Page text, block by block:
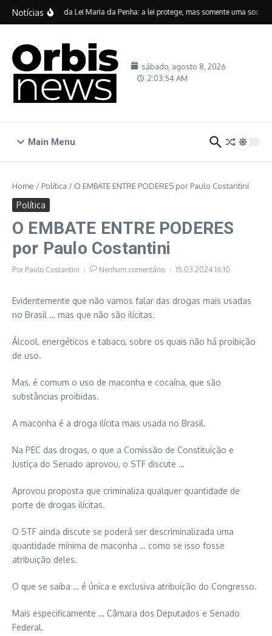
Ir para o conteúdo
Notícias
Vinte anos da Lei Maria da Penha: a lei protege, mas somente uma
sábado, agosto 8, 2026
2:03:54 AM
Main Menu
Home / Política / O EMBATE ENTRE PODERES por Paulo Costantini
Política
O EMBATE ENTRE PODERES
por Paulo Costantini
Por Paulo Costantini Nenhum comentário 15.03.2024 16:10
Evidentemente que não vamos falar das drogas mais usadas
no Brasil … mas que não são ilícitas.
Álcool, energéticos e tabaco, sobre os quais não há proibição
de uso.
Mas, é comum o uso de maconha e cocaína, que são
substâncias proibidas.
A maconha é a droga ilícita mais usada no Brasil.
Na PEC das drogas, o que a Comissão de Constituição e
Justiça do Senado aprovou, o STF discute …
Aprovou proposta que criminaliza qualquer quantidade de
porte de drogas ilícitas.
O STF ainda discute se poderá ser descriminalizada uma
quantidade mínima de maconha … como se isso fosse
atribuição deles.
O que se saiba … é única e exclusiva atribuição do Congresso.
Mais especificamente … Câmara dos Deputados e Senado
Federal.